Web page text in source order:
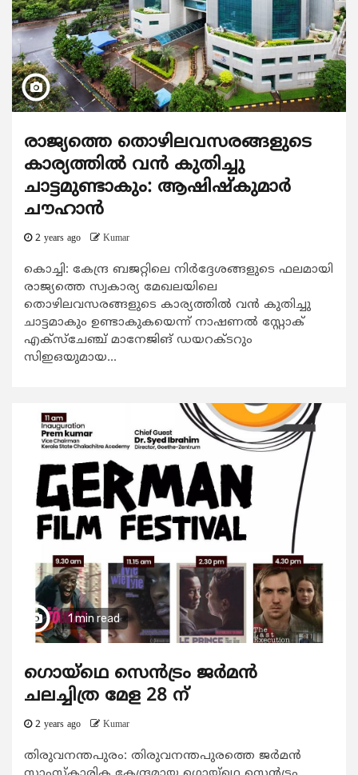
രാജ്യത്തെ തൊഴിലവസരങ്ങളുടെ
കാര്യത്തില്‍ വന്‍ കുതിച്ചു
ചാട്ടമുണ്ടാകും: ആഷിഷ്കുമാര്‍
ചൗഹാന്‍
2 years ago Kumar
കൊച്ചി: കേന്ദ്ര ബജറ്റിലെ നിര്‍ദ്ദേശങ്ങളുടെ ഫലമായി
രാജ്യത്തെ സ്വകാര്യ മേഖലയിലെ
തൊഴിലവസരങ്ങളുടെ കാര്യത്തില്‍ വന്‍ കുതിച്ചു
ചാട്ടമാകും ഉണ്ടാകുകയെന്ന് നാഷണല്‍ സ്റ്റോക്
എക്സ്ചേഞ്ച് മാനേജിങ് ഡയറക്ടറും
സിഇഒയുമായ...
1 min read
ഗൊയ്ഥെ സെന്‍ട്രം ജര്‍മന്‍
ചലച്ചിത്ര മേള 28 ന്
2 years ago Kumar
തിരുവനന്തപുരം: തിരുവനന്തപുരത്തെ ജര്‍മന്‍